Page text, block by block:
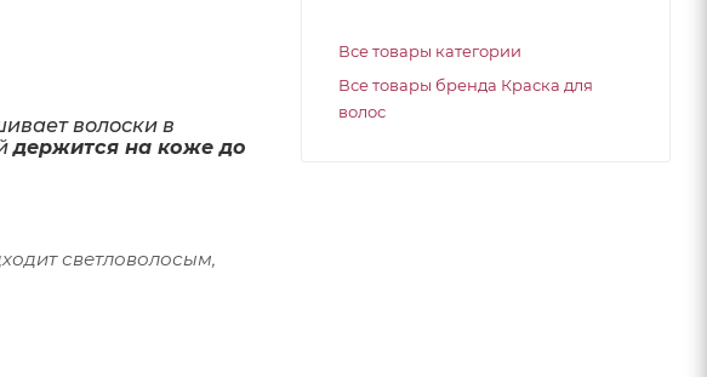
волоски в
держится на коже до
светловолосым,
Все товары категории
Все товары бренда Краска для
волос